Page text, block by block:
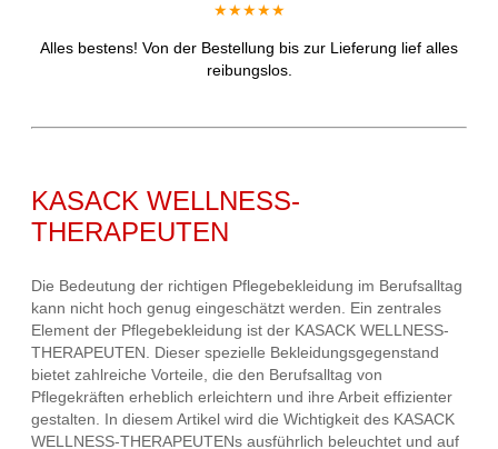
★★★★★
Alles bestens! Von der Bestellung bis zur Lieferung lief alles
reibungslos.
KASACK WELLNESS-
THERAPEUTEN
Die Bedeutung der richtigen Pflegebekleidung im Berufsalltag
kann nicht hoch genug eingeschätzt werden. Ein zentrales
Element der Pflegebekleidung ist der KASACK WELLNESS-
THERAPEUTEN. Dieser spezielle Bekleidungsgegenstand
bietet zahlreiche Vorteile, die den Berufsalltag von
Pflegekräften erheblich erleichtern und ihre Arbeit effizienter
gestalten. In diesem Artikel wird die Wichtigkeit des KASACK
WELLNESS-THERAPEUTENs ausführlich beleuchtet und auf